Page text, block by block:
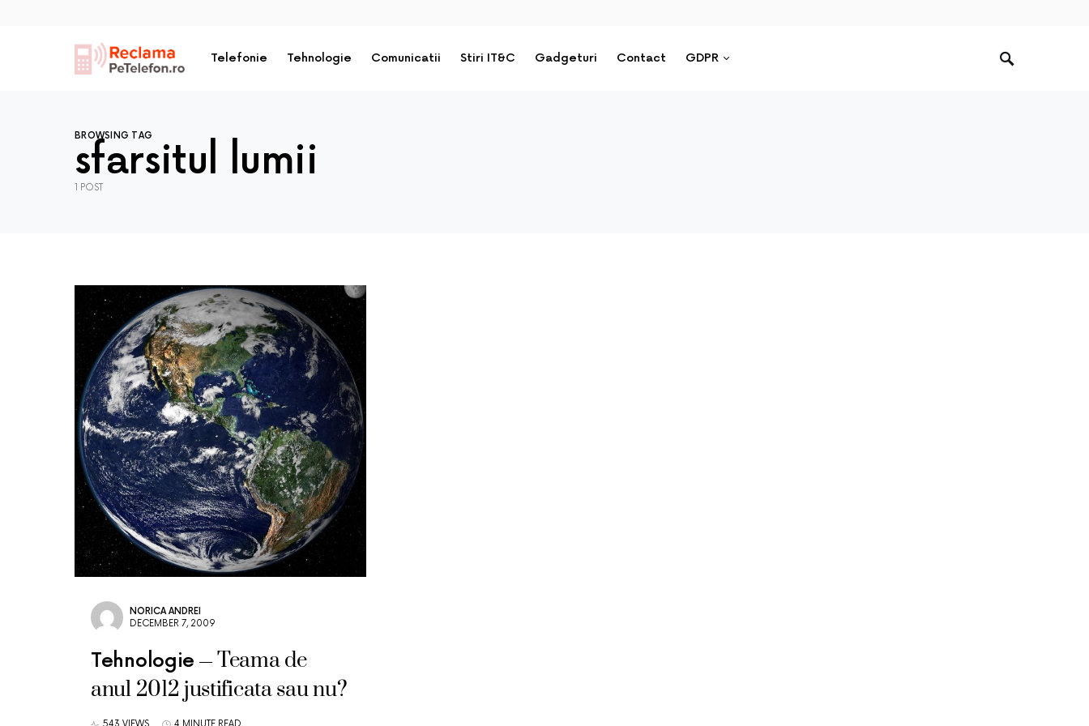
Telefonie Tehnologie Comunicatii Stiri IT&C Gadgeturi Contact GDPR
BROWSING TAG
sfarsitul lumii
1 POST
NORICA ANDREI
DECEMBER 7, 2009
Tehnologie
Teama de
anul 2012 justificata sau nu?